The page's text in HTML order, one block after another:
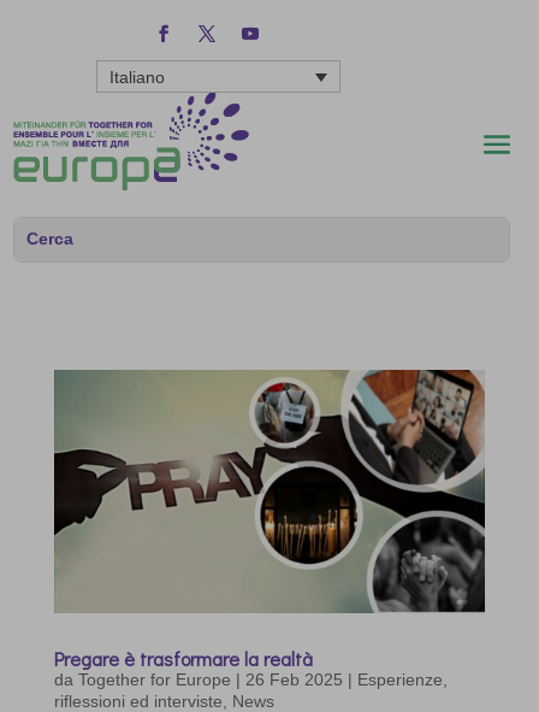
Italiano
Pregare è trasformare la realtà
da Together for Europe | 26 Feb 2025 | Esperienze,
riflessioni ed interviste
News